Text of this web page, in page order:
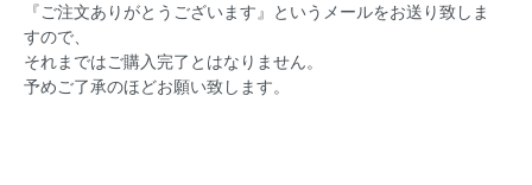
『ご注文ありがとうございます』というメールをお送り致しま
すので、
それまではご購入完了とはなりません。
予めご了承のほどお願い致します。